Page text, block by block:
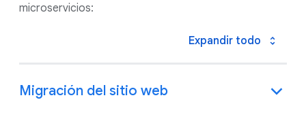
microservicios:
Expandir todo
Migración del sitio web